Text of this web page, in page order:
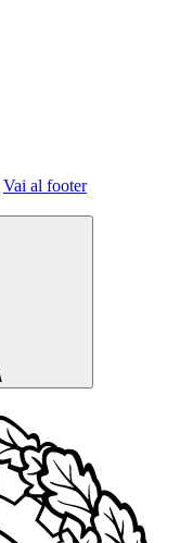
Vai al footer